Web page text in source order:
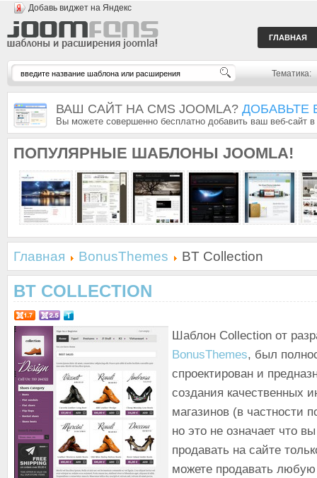
Добавь виджет на Яндекс
ГЛАВНАЯ
Тематика:
ВАШ САЙТ НА CMS JOOMLA? ДОБАВЬТЕ
Вы можете совершенно бесплатно добавить ваш веб-сайт
ПОПУЛЯРНЫЕ ШАБЛОНЫ JOOMLA!
Главная BonusThemes BT Collection
BT COLLECTION
Шаблон Collection от
BonusThemes, был
спроектирован и
создания качественных
магазинов (в частности
но это не означает что
продавать на сайте
можете продавать